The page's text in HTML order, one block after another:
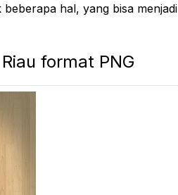
hal, yang bisa menjadi
format PNG